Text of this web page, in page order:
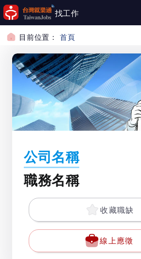
跳到主要內容
找工作
目前位置： 首頁
公司名稱
職務名稱
收藏職缺
線上應徵